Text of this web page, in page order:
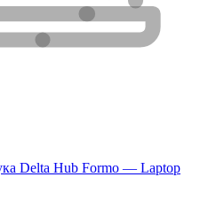
Delta Hub Formo — Laptop